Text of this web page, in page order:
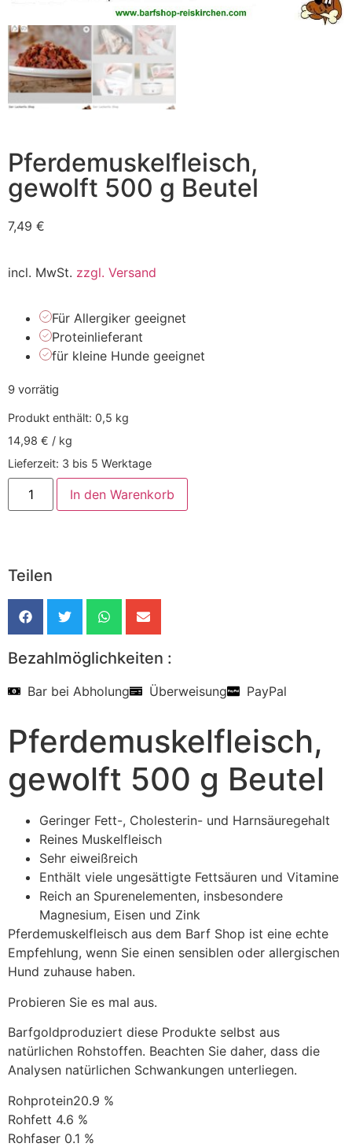
Pferdemuskelfleisch,
gewolft 500 g Beutel
7,49 €
incl. MwSt. zzgl. Versand
Für Allergiker geeignet
Proteinlieferant
für kleine Hunde geeignet
9 vorrätig
Produkt enthält: 0,5 kg
14,98 € / kg
Lieferzeit: 3 bis 5 Werktage
In den Warenkorb
Teilen
Bezahlmöglichkeiten :
Bar bei Abholung Überweisung PayPal
Pferdemuskelfleisch,
gewolft 500 g Beutel
Geringer Fett-, Cholesterin- und Harnsäuregehalt
Reines Muskelfleisch
Sehr eiweißreich
Enthält viele ungesättigte Fettsäuren und Vitamine
Reich an Spurenelementen, insbesondere
Magnesium, Eisen und Zink
Pferdemuskelfleisch aus dem Barf Shop ist eine echte
Empfehlung, wenn Sie einen sensiblen oder allergischen
Hund zuhause haben.
Probieren Sie es mal aus.
Barfgoldproduziert diese Produkte selbst aus
natürlichen Rohstoffen. Beachten Sie daher, dass die
Analysen natürlichen Schwankungen unterliegen.
Rohprotein20.9 %
Rohfett 4.6 %
Rohfaser 0.1 %